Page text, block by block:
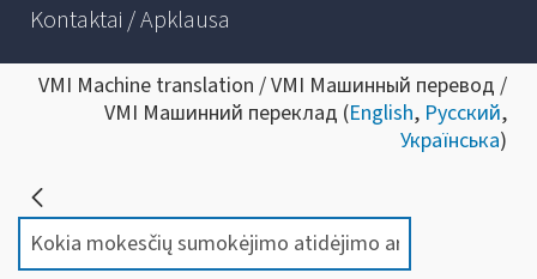
Kontaktai / Apklausa
VMI Machine translation / VMI Машинный перевод /
VMI Машинний переклад (English, Русский,
Українська)